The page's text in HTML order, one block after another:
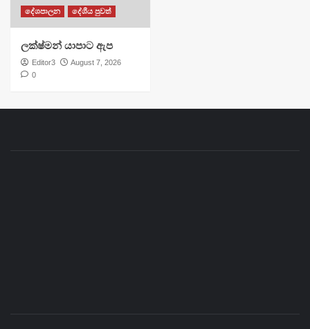
දේශපාලන දේශීය පුවත්
ලක්ෂ්මන් යාපාට ඇප
Editor3
August 7, 2026
0